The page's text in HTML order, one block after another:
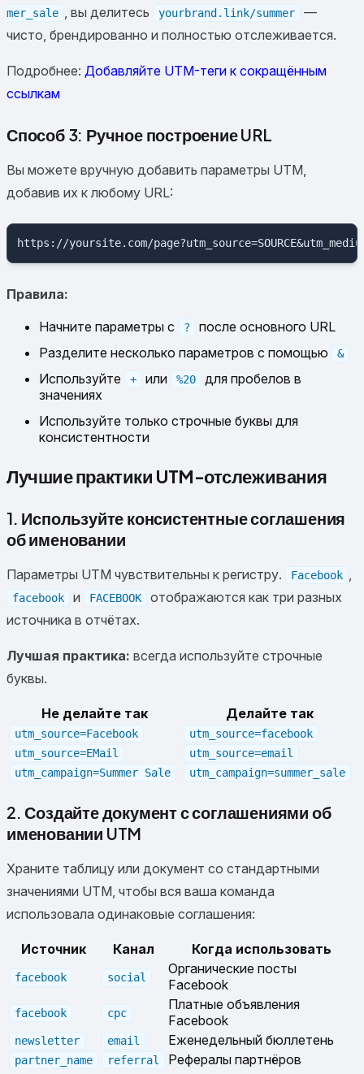
mer_sale , вы делитесь yourbrand.link/summer
—
чисто, брендированно и полностью отслеживается.
Подробнее: Добавляйте UTM-теги к сокращённым
ссылкам
Способ 3: Ручное построение URL
Вы можете вручную добавить параметры UTM,
добавив их к любому URL:
Правила:
Начните параметры с
?
после основного URL
Разделите несколько параметров с помощью
&
Используйте + или %20
для пробелов в
значениях
Используйте только строчные буквы для
консистентности
Лучшие практики UTM-отслеживания
1. Используйте консистентные соглашения
об именовании
Параметры UTM чувствительны к регистру. Facebook ,
facebook и FACEBOOK
отображаются как три разных
источника в отчётах.
Лучшая практика: всегда используйте строчные
буквы.
Не делайте так Делайте так
utm_source=Facebook
utm_source=facebook
utm_source=EMail
utm_source=email
utm_campaign=Summer Sale
utm_campaign=summer_sale
2. Создайте документ с соглашениями об
именовании UTM
Храните таблицу или документ со стандартными
значениями UTM, чтобы вся ваша команда
использовала одинаковые соглашения:
Источник Канал Когда использовать
facebook social
Органические посты
Facebook
facebook cpc
Платные объявления
Facebook
newsletter email Еженедельный бюллетень
partner_name referral Рефералы партнёров